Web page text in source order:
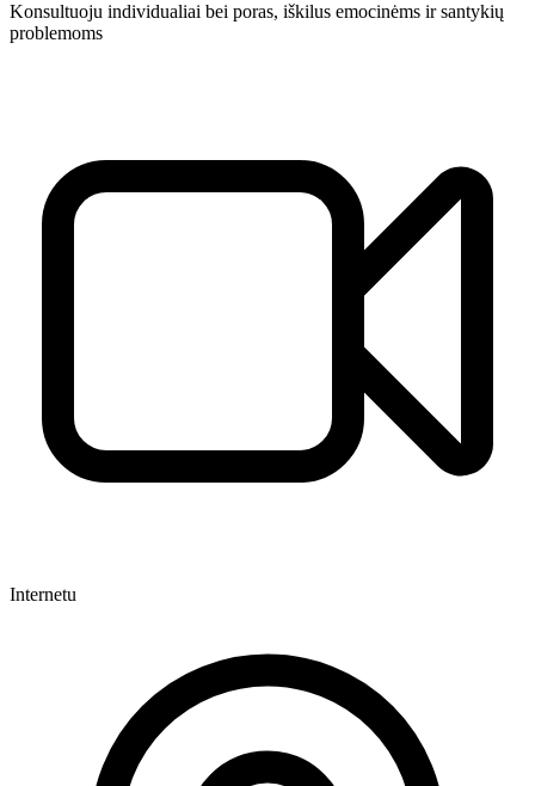
Konsultuoju individualiai bei poras, iškilus emocinėms ir santykių
problemoms
Internetu